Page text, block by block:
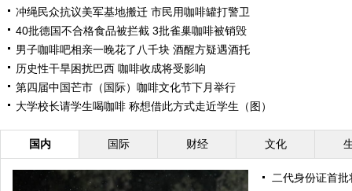
冲绳民众抗议美军基地搬迁 市民用咖啡罐打警卫
40批德国不合格食品被拦截 3批雀巢咖啡被销毁
男子咖啡吧相亲一晚花了八千块 酒醒方疑遇酒托
历史性干旱困扰巴西 咖啡收成将受影响
第四届中国芒市（国际）咖啡文化节下月举行
大学校长请学生喝咖啡 称想借此方式走近学生（图）
国内 国际 财经 文化
二代身份证首